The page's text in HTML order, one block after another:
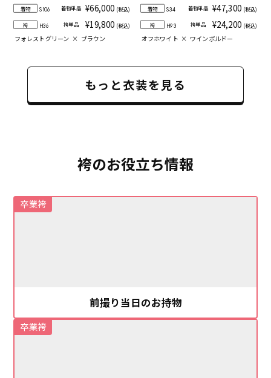
着物 S106 着物単品 ¥66,000 (税込)
袴 H36 袴単品 ¥19,800 (税込)
フォレストグリーン × ブラウン
着物 S34 着物単品 ¥47,300 (税込)
袴 H93 袴単品 ¥24,200 (税込)
オフホワイト × ワインボルドー
もっと衣装を見る
袴のお役立ち情報
前撮り当日のお持物
卒業袴
卒業袴